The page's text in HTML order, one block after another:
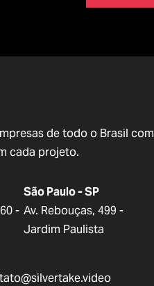
de todo o Brasil com
cada projeto.
-
São Paulo - SP
Av. Rebouças, 499 -
Jardim Paulista